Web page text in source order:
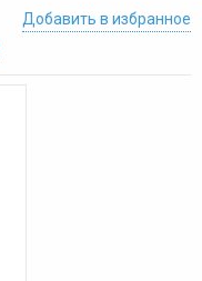
Добавить в избранное